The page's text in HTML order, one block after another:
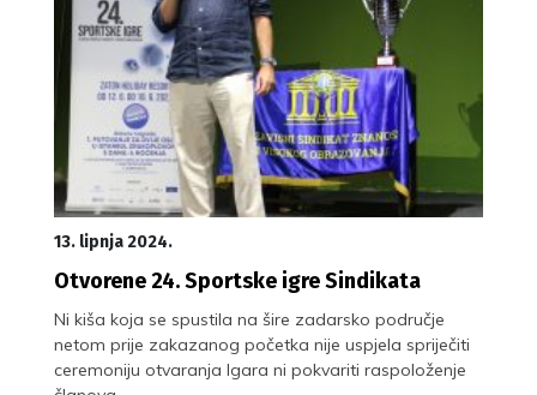
13. lipnja 2024.
Otvorene 24. Sportske igre Sindikata
Ni kiša koja se spustila na šire zadarsko područje
netom prije zakazanog početka nije uspjela spriječiti
ceremoniju otvaranja Igara ni pokvariti raspoloženje